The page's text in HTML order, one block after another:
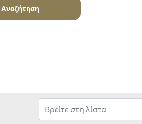
Αναζήτηση